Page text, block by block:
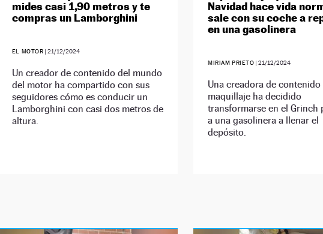
mides casi 1,90 metros y te
compras un Lamborghini
EL MOTOR |21/12/2024
Un creador de contenido del mundo
del motor ha compartido con sus
seguidores cómo es conducir un
Lamborghini con casi dos metros de
altura.
Navidad hace vida
sale con su coche a
en una gasolinera
MIRIAM PRIETO |21/12/2024
Una creadora de contenido
maquillaje ha decidido
transformarse en el Grinch
a una gasolinera a llenar el
depósito.